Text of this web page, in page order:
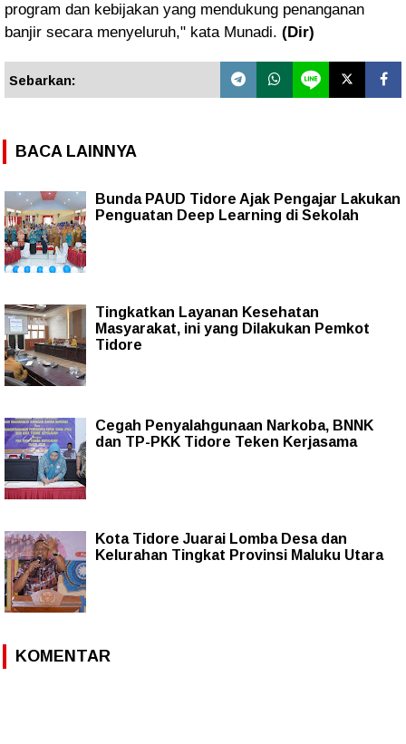
program dan kebijakan yang mendukung penanganan
banjir secara menyeluruh," kata Munadi. (Dir)
Sebarkan:
BACA LAINNYA
Bunda PAUD Tidore Ajak Pengajar Lakukan
Penguatan Deep Learning di Sekolah
Tingkatkan Layanan Kesehatan
Masyarakat, ini yang Dilakukan Pemkot
Tidore
Cegah Penyalahgunaan Narkoba, BNNK
dan TP-PKK Tidore Teken Kerjasama
Kota Tidore Juarai Lomba Desa dan
Kelurahan Tingkat Provinsi Maluku Utara
KOMENTAR